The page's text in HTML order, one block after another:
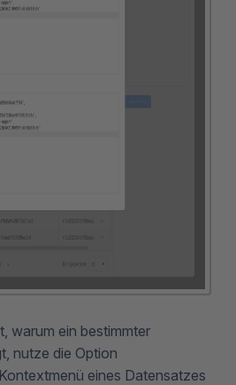
warum ein bestimmter
nutze die Option
eines Datensatzes